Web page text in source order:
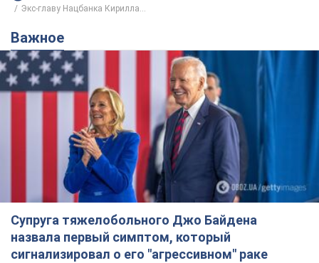
Экс-главу Нацбанка Кирилла...
Важное
Супруга тяжелобольного Джо Байдена
назвала первый симптом, который
сигнализировал о его "агрессивном" раке